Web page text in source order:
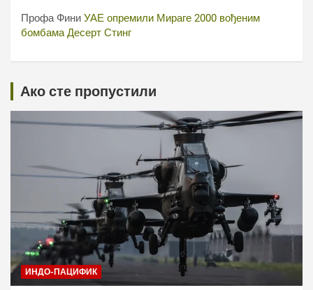
Профа Фини УАЕ опремили Мираге 2000 вођеним
бомбама Десерт Стинг
Ако сте пропустили
ИНДО-ПАЦИФИК